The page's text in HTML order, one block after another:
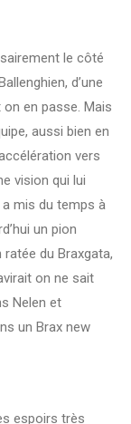
le côté
d’une
on en passe. Mais
aussi bien en
vers
vision qui lui
a mis du temps à
un pion
du Braxgata,
on ne sait
Nelen et
un Brax new
espoirs très